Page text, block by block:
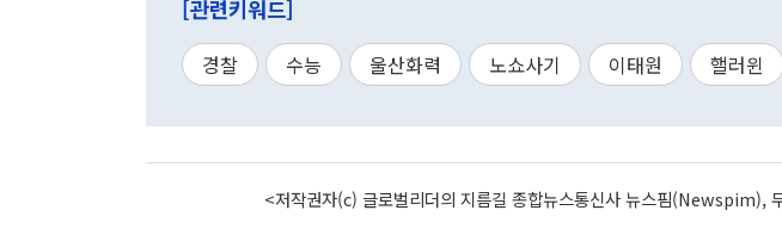
[관련키워드]
경찰 수능 울산화력 노쇼사기 이태원 핼러윈
<저작권자(c) 글로벌리더의 지름길 종합뉴스통신사 뉴스핌(Newspim),